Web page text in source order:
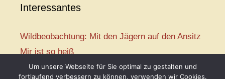
Interessantes
Wildbeobachtung: Mit den Jägern auf den Ansitz
Mir ist so heiß
Mission: Rettungsschwimmer
Um unsere Webseite für Sie optimal zu gestalten und
fortlaufend verbessern zu können, verwenden wir Cookies.